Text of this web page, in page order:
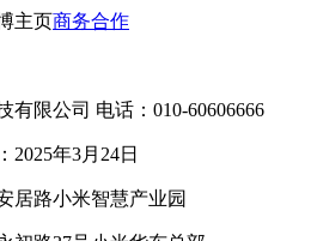
主页商务合作
限公司 电话：010-60606666
2025年3月24日
居路小米智慧产业园